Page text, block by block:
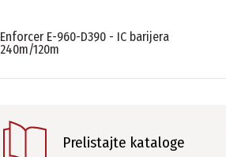
Enforcer E-960-D390 - IC barijera
240m/120m
Prelistajte kataloge